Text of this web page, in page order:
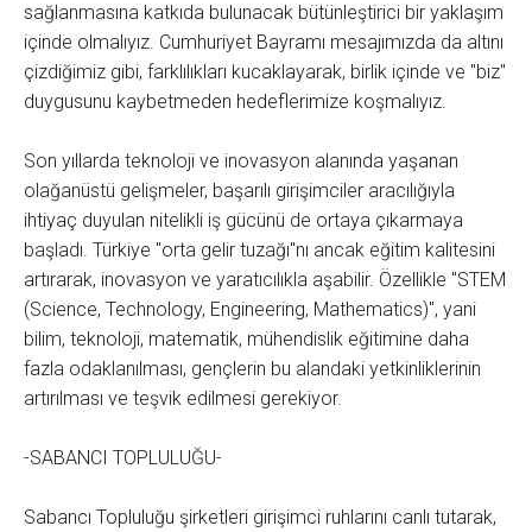
sağlanmasına katkıda bulunacak bütünleştirici bir yaklaşım
içinde olmalıyız. Cumhuriyet Bayramı mesajımızda da altını
çizdiğimiz gibi, farklılıkları kucaklayarak, birlik içinde ve "biz"
duygusunu kaybetmeden hedeflerimize koşmalıyız.
Son yıllarda teknoloji ve inovasyon alanında yaşanan
olağanüstü gelişmeler, başarılı girişimciler aracılığıyla
ihtiyaç duyulan nitelikli iş gücünü de ortaya çıkarmaya
başladı. Türkiye "orta gelir tuzağı"nı ancak eğitim kalitesini
artırarak, inovasyon ve yaratıcılıkla aşabilir. Özellikle "STEM
(Science, Technology, Engineering, Mathematics)", yani
bilim, teknoloji, matematik, mühendislik eğitimine daha
fazla odaklanılması, gençlerin bu alandaki yetkinliklerinin
artırılması ve teşvik edilmesi gerekiyor.
-SABANCI TOPLULUĞU-
Sabancı Topluluğu şirketleri girişimci ruhlarını canlı tutarak,